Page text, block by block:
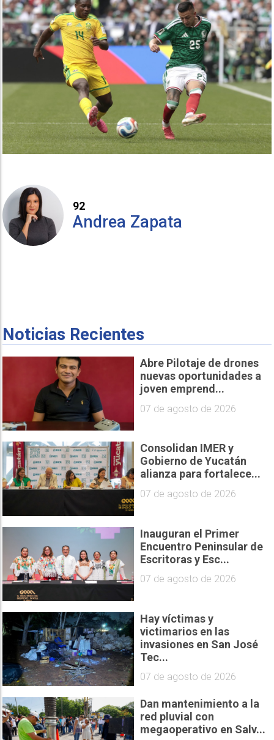
92
Andrea Zapata
Noticias Recientes
Abre Pilotaje de drones
nuevas oportunidades a
joven emprend...
07 de agosto de 2026
Consolidan IMER y
Gobierno de Yucatán
alianza para fortalece...
07 de agosto de 2026
Inauguran el Primer
Encuentro Peninsular de
Escritoras y Esc...
07 de agosto de 2026
Hay víctimas y
victimarios en las
invasiones en San José
Tec...
07 de agosto de 2026
Dan mantenimiento a la
red pluvial con
megaoperativo en Salv...